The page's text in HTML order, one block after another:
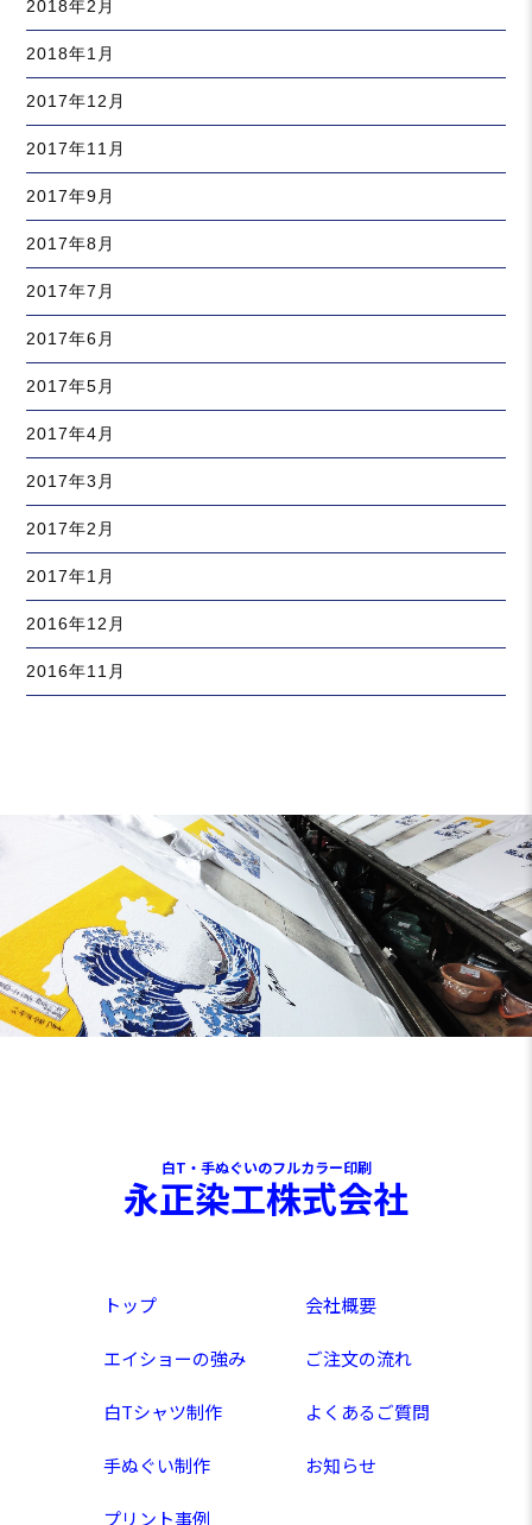
2018年2月
2018年1月
2017年12月
2017年11月
2017年9月
2017年8月
2017年7月
2017年6月
2017年5月
2017年4月
2017年3月
2017年2月
2017年1月
2016年12月
2016年11月
白T・手ぬぐいのフルカラー印刷
永正染工株式会社
トップ
エイショーの強み
白Tシャツ制作
手ぬぐい制作
プリント事例
会社概要
ご注文の流れ
よくあるご質問
お知らせ